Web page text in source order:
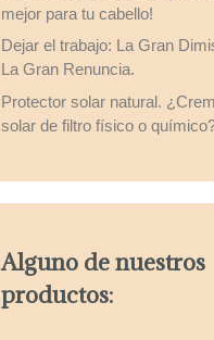
mejor para tu cabello!
Dejar el trabajo: La Gran
La Gran Renuncia.
Protector solar natural.
solar de filtro físico o
Alguno de nuestros
productos: